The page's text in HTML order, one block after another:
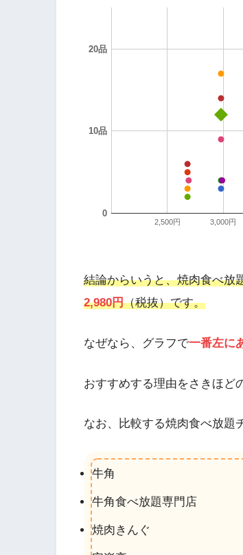
2,500円 3,000円
0
10品
20品
結論からいうと、焼肉食べ放
2,980円（税抜）です。
なぜなら、グラフで一番左に
おすすめする理由をさきほど
なお、比較する焼肉食べ放題
牛角
牛角食べ放題専門店
焼肉きんぐ